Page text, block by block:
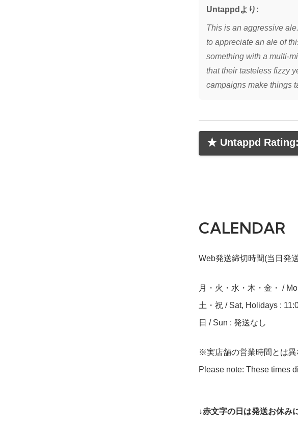
Untappdより:
This is an aggressive
to appreciate an ale of
something with a multi-
that their tasteless fizzy
campaigns make things
★ Untappd
CALENDAR
Web発送締切時間(当日発
月・火・水・木・金・ /
土・祝 / Sat, Holidays :
日 / Sun : 発送なし
※実店舗の営業時間とは異
Please note: These times
↓赤文字の日は発送お休み